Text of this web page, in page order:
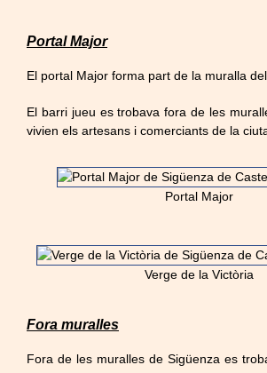
Portal Major
El portal Major forma part de la muralla
El barri jueu es trobava fora de les
vivien els artesans i comerciants de la
Portal Major
Verge de la Victòria
Fora muralles
Fora de les muralles de Sigüenza es